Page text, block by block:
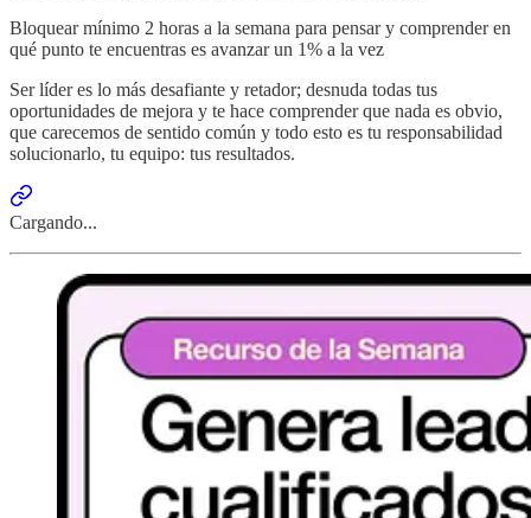
Bloquear mínimo 2 horas a la semana para pensar y comprender en
qué punto te encuentras es avanzar un 1% a la vez
Ser líder es lo más desafiante y retador; desnuda todas tus
oportunidades de mejora y te hace comprender que nada es obvio,
que carecemos de sentido común y todo esto es tu responsabilidad
solucionarlo, tu equipo: tus resultados.
Cargando...